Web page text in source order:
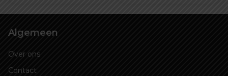
Algemeen
Over ons
Contact